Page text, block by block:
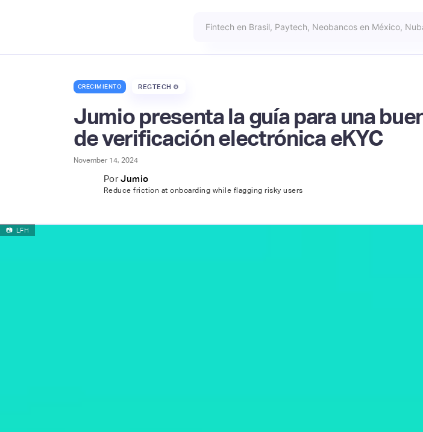
CRECIMIENTO REGTECH ⚙️
Jumio presenta la guía para una
de verificación electrónica eKYC
November 14, 2024
Por Jumio
Reduce friction at onboarding while flagging risky users
📷 LFH